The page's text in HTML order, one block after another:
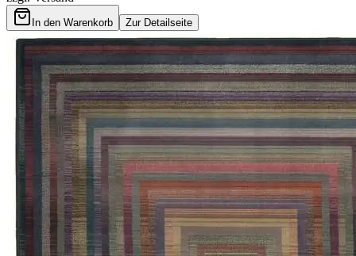
In den Warenkorb Zur Detailseite